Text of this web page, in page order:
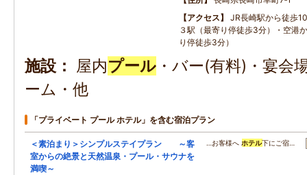
アクセス
JR長崎駅から徒歩
３駅（最寄り停徒歩3分）・空港
り停徒歩3分）
施設 屋内プール ・バー(有料)・宴会
ーム・他
「プライベート プール ホテル」を含む宿泊プラン
＜素泊まり＞シンプルステイプラン ～客
室からの絶景と天然温泉・プール・サウナを
満喫～
…お客様へ ホテル下にご宿…